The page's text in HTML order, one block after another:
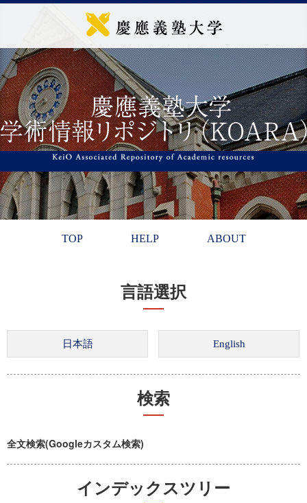
TOP HELP ABOUT
言語選択
検索
全文検索(Googleカスタム検索)
インデックスツリー